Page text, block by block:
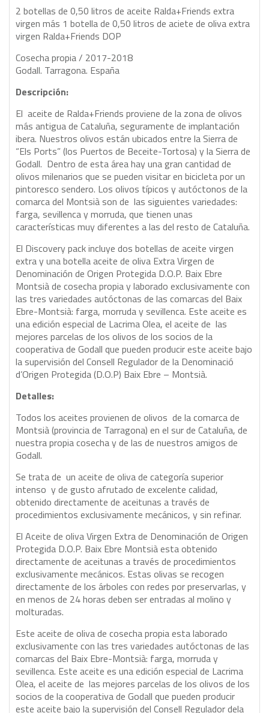
2 botellas de 0,50 litros de aceite Ralda+Friends extra
virgen más 1 botella de 0,50 litros de aciete de oliva extra
virgen Ralda+Friends DOP
Cosecha propia / 2017-2018
Godall. Tarragona. España
Descripción:
El aceite de Ralda+Friends proviene de la zona de olivos
más antigua de Cataluña, seguramente de implantación
ibera. Nuestros olivos están ubicados entre la Sierra de
“Els Ports” (los Puertos de Beceite-Tortosa) y la Sierra de
Godall. Dentro de esta área hay una gran cantidad de
olivos milenarios que se pueden visitar en bicicleta por un
pintoresco sendero. Los olivos típicos y autóctonos de la
comarca del Montsià son de las siguientes variedades:
farga, sevillenca y morruda, que tienen unas
características muy diferentes a las del resto de Cataluña.
El Discovery pack incluye dos botellas de aceite virgen
extra y una botella aceite de oliva Extra Virgen de
Denominación de Origen Protegida D.O.P. Baix Ebre
Montsià de cosecha propia y laborado exclusivamente con
las tres variedades autóctonas de las comarcas del Baix
Ebre-Montsià: farga, morruda y sevillenca. Este aceite es
una edición especial de Lacrima Olea, el aceite de las
mejores parcelas de los olivos de los socios de la
cooperativa de Godall que pueden producir este aceite bajo
la supervisión del Consell Regulador de la Denominació
d’Origen Protegida (D.O.P) Baix Ebre – Montsià.
Detalles:
Todos los aceites provienen de olivos de la comarca de
Montsià (provincia de Tarragona) en el sur de Cataluña, de
nuestra propia cosecha y de las de nuestros amigos de
Godall.
Se trata de un aceite de oliva de categoría superior
intenso y de gusto afrutado de excelente calidad,
obtenido directamente de aceitunas a través de
procedimientos exclusivamente mecánicos, y sin refinar.
El Aceite de oliva Virgen Extra de Denominación de Origen
Protegida D.O.P. Baix Ebre Montsià esta obtenido
directamente de aceitunas a través de procedimientos
exclusivamente mecánicos. Estas olivas se recogen
directamente de los árboles con redes por preservarlas, y
en menos de 24 horas deben ser entradas al molino y
molturadas.
Este aceite de oliva de cosecha propia esta laborado
exclusivamente con las tres variedades autóctonas de las
comarcas del Baix Ebre-Montsià: farga, morruda y
sevillenca. Este aceite es una edición especial de Lacrima
Olea, el aceite de las mejores parcelas de los olivos de los
socios de la cooperativa de Godall que pueden producir
este aceite bajo la supervisión del Consell Regulador dela